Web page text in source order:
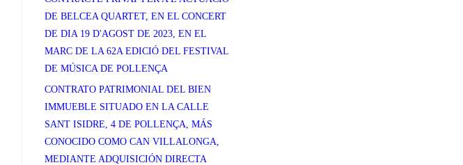
DE BELCEA QUARTET, EN EL CONCERT
DE DIA 19 D'AGOST DE 2023, EN EL
MARC DE LA 62A EDICIÓ DEL FESTIVAL
DE MÚSICA DE POLLENÇA
CONTRATO PATRIMONIAL DEL BIEN
IMMUEBLE SITUADO EN LA CALLE
SANT ISIDRE, 4 DE POLLENÇA, MÁS
CONOCIDO COMO CAN VILLALONGA,
MEDIANTE ADQUISICIÓN DIRECTA